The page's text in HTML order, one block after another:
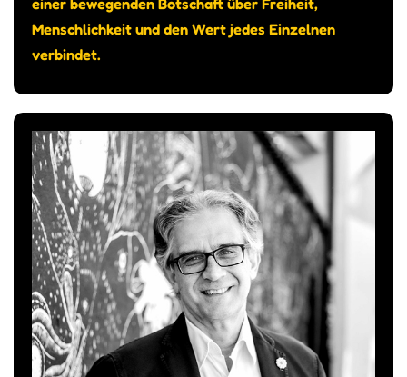
Menschlichkeit und den Wert jedes Einzelnen
verbindet.